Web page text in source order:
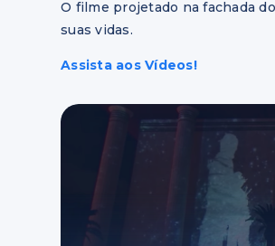
O filme projetado na fachada
suas vidas.
Assista aos Vídeos!